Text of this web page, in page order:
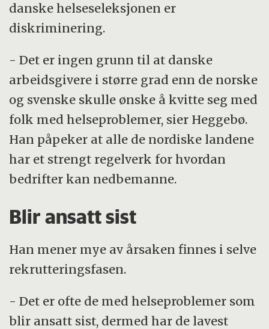
danske helseseleksjonen er
diskriminering.
- Det er ingen grunn til at danske
arbeidsgivere i større grad enn de norske
og svenske skulle ønske å kvitte seg med
folk med helseproblemer, sier Heggebø.
Han påpeker at alle de nordiske landene
har et strengt regelverk for hvordan
bedrifter kan nedbemanne.
Blir ansatt sist
Han mener mye av årsaken finnes i selve
rekrutteringsfasen.
- Det er ofte de med helseproblemer som
blir ansatt sist, dermed har de lavest